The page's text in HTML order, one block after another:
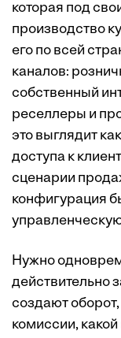
которая под
производство
его по всей
каналов:
собственный
реселлеры и
это выглядит
доступа к
сценарии
конфигурация
Нужно
действительно
создают
комиссии,